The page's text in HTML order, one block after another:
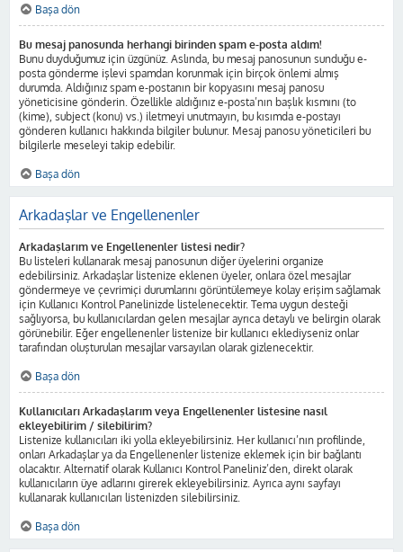
Başa dön
Bu mesaj panosunda herhangi birinden spam e-posta aldım!
Bunu duyduğumuz için üzgünüz. Aslında, bu mesaj panosunun sunduğu e-
posta gönderme işlevi spamdan korunmak için birçok önlemi almış
durumda. Aldığınız spam e-postanın bir kopyasını mesaj panosu
yöneticisine gönderin. Özellikle aldığınız e-posta’nın başlık kısmını (to
(kime), subject (konu) vs.) iletmeyi unutmayın, bu kısımda e-postayı
gönderen kullanıcı hakkında bilgiler bulunur. Mesaj panosu yöneticileri bu
bilgilerle meseleyi takip edebilir.
Başa dön
Arkadaşlar ve Engellenenler
Arkadaşlarım ve Engellenenler listesi nedir?
Bu listeleri kullanarak mesaj panosunun diğer üyelerini organize
edebilirsiniz. Arkadaşlar listenize eklenen üyeler, onlara özel mesajlar
göndermeye ve çevrimiçi durumlarını görüntülemeye kolay erişim sağlamak
için Kullanıcı Kontrol Panelinizde listelenecektir. Tema uygun desteği
sağlıyorsa, bu kullanıcılardan gelen mesajlar ayrıca detaylı ve belirgin olarak
görünebilir. Eğer engellenenler listenize bir kullanıcı eklediyseniz onlar
tarafından oluşturulan mesajlar varsayılan olarak gizlenecektir.
Başa dön
Kullanıcıları Arkadaşlarım veya Engellenenler listesine nasıl
ekleyebilirim / silebilirim?
Listenize kullanıcıları iki yolla ekleyebilirsiniz. Her kullanıcı’nın profilinde,
onları Arkadaşlar ya da Engellenenler listenize eklemek için bir bağlantı
olacaktır. Alternatif olarak Kullanıcı Kontrol Paneliniz’den, direkt olarak
kullanıcıların üye adlarını girerek ekleyebilirsiniz. Ayrıca aynı sayfayı
kullanarak kullanıcıları listenizden silebilirsiniz.
Başa dön